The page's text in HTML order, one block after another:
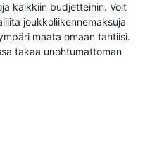
kaikkiin budjetteihin. Voit
joukkoliikennemaksuja
maata omaan tahtiisi.
takaa unohtumattoman